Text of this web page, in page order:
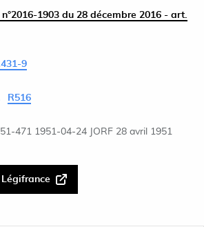
n°2016-1903 du 28 décembre 2016 - art.
9
R516
471 1951-04-24 JORF 28 avril 1951
Légifrance